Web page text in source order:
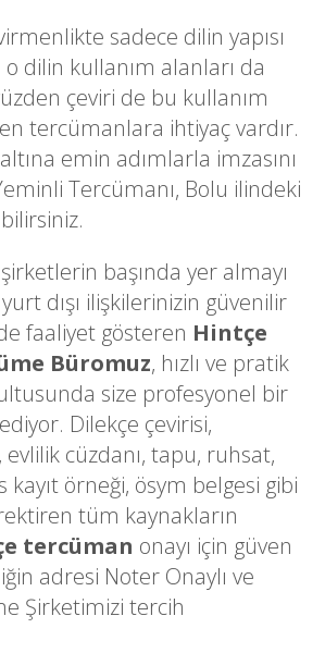
sadece dilin yapısı
dilin kullanım alanları da
çeviri de bu kullanım
tercümanlara ihtiyaç vardır.
altına emin adımlarla imzasını
Tercümanı, Bolu ilindeki
başında yer almayı
dışı ilişkilerinizin güvenilir
faaliyet gösteren Hintçe
Büromuz, hızlı ve pratik
size profesyonel bir
Dilekçe çevirisi,
cüzdanı, tapu, ruhsat,
örneği, ösym belgesi gibi
tüm kaynakların
tercüman onayı için güven
adresi Noter Onaylı ve
Şirketimizi tercih